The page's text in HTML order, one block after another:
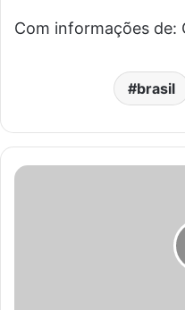
Com informações de:
brasil